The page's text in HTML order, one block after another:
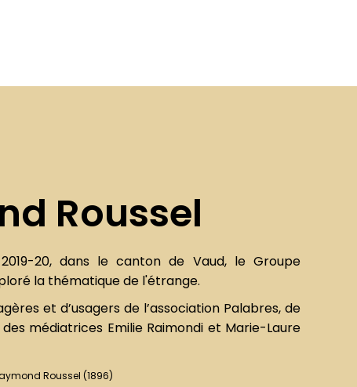
Roussel
20, dans le canton de Vaud, le Groupe
la thématique de l'étrange.
et d’usagers de l’association Palabres, de
médiatrices Emilie Raimondi et Marie-Laure
Roussel (1896)